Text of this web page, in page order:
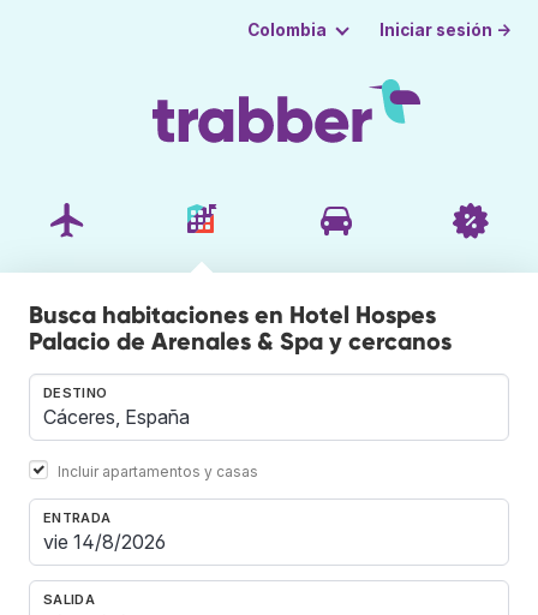
Colombia Iniciar sesión →
Busca habitaciones en Hotel Hospes
Palacio de Arenales & Spa y cercanos
DESTINO
Incluir apartamentos y casas
ENTRADA
SALIDA